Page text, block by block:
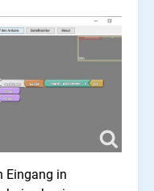
Eingang in